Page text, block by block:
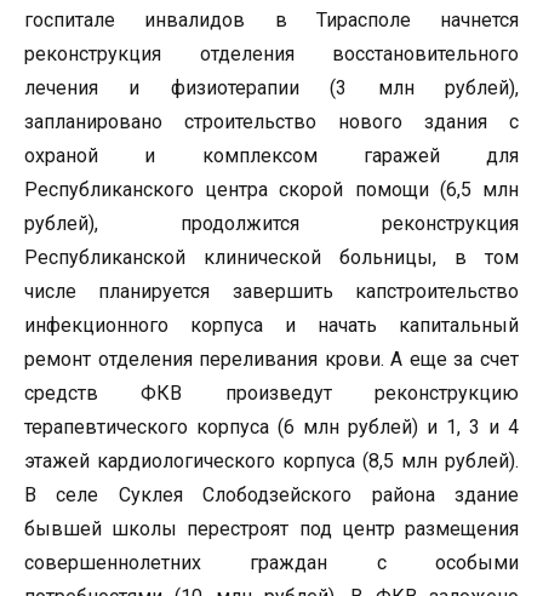
госпитале инвалидов в Тирасполе начнется
реконструкция отделения восстановительного
лечения и физиотерапии (3 млн рублей),
запланировано строительство нового здания с
охраной и комплексом гаражей для
Республиканского центра скорой помощи (6,5 млн
рублей), продолжится реконструкция
Республиканской клинической больницы, в том
числе планируется завершить капстроительство
инфекционного корпуса и начать капитальный
ремонт отделения переливания крови. А еще за счет
средств ФКВ произведут реконструкцию
терапевтического корпуса (6 млн рублей) и 1, 3 и 4
этажей кардиологического корпуса (8,5 млн рублей).
В селе Суклея Слободзейского района здание
бывшей школы перестроят под центр размещения
совершеннолетних граждан с особыми